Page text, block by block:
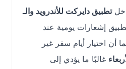
دايركت للأندرويد والـ
يومية عند
أيام سفر غير
ما يؤدي إلى